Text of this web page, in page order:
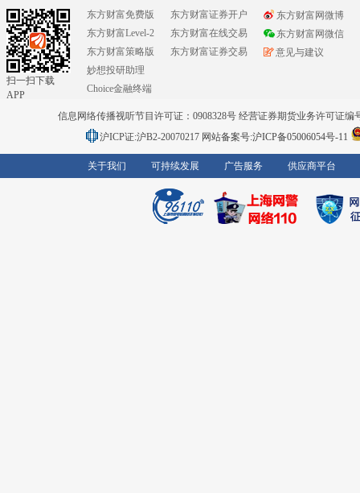
扫一扫下载
APP
东方财富免费版
东方财富Level-2
东方财富策略版
妙想投研助理
Choice金融终端
东方财富证券开户
东方财富在线交易
东方财富证券交易
东方财富网微博
东方财富网微信
意见与建议
信息网络传播视听节目许可证：0908328号 经营证券期货业务许可证编
沪ICP证:沪B2-20070217 网站备案号:沪ICP备05006054号-11
关于我们 可持续发展 广告服务 供应商平台